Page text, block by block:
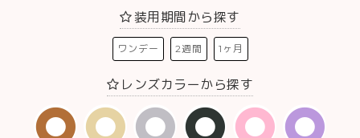
装用期間から探す
ワンデー 2週間 1ヶ月
レンズカラーから探す